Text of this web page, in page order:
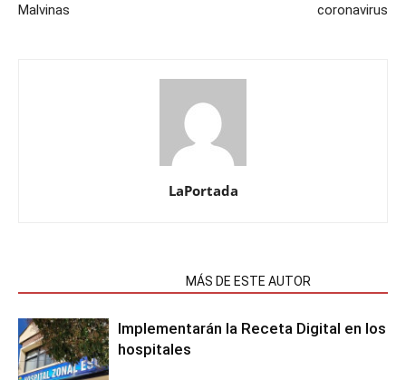
Malvinas
coronavirus
LaPortada
MÁS DE ESTE AUTOR
Implementarán la Receta Digital en los
hospitales